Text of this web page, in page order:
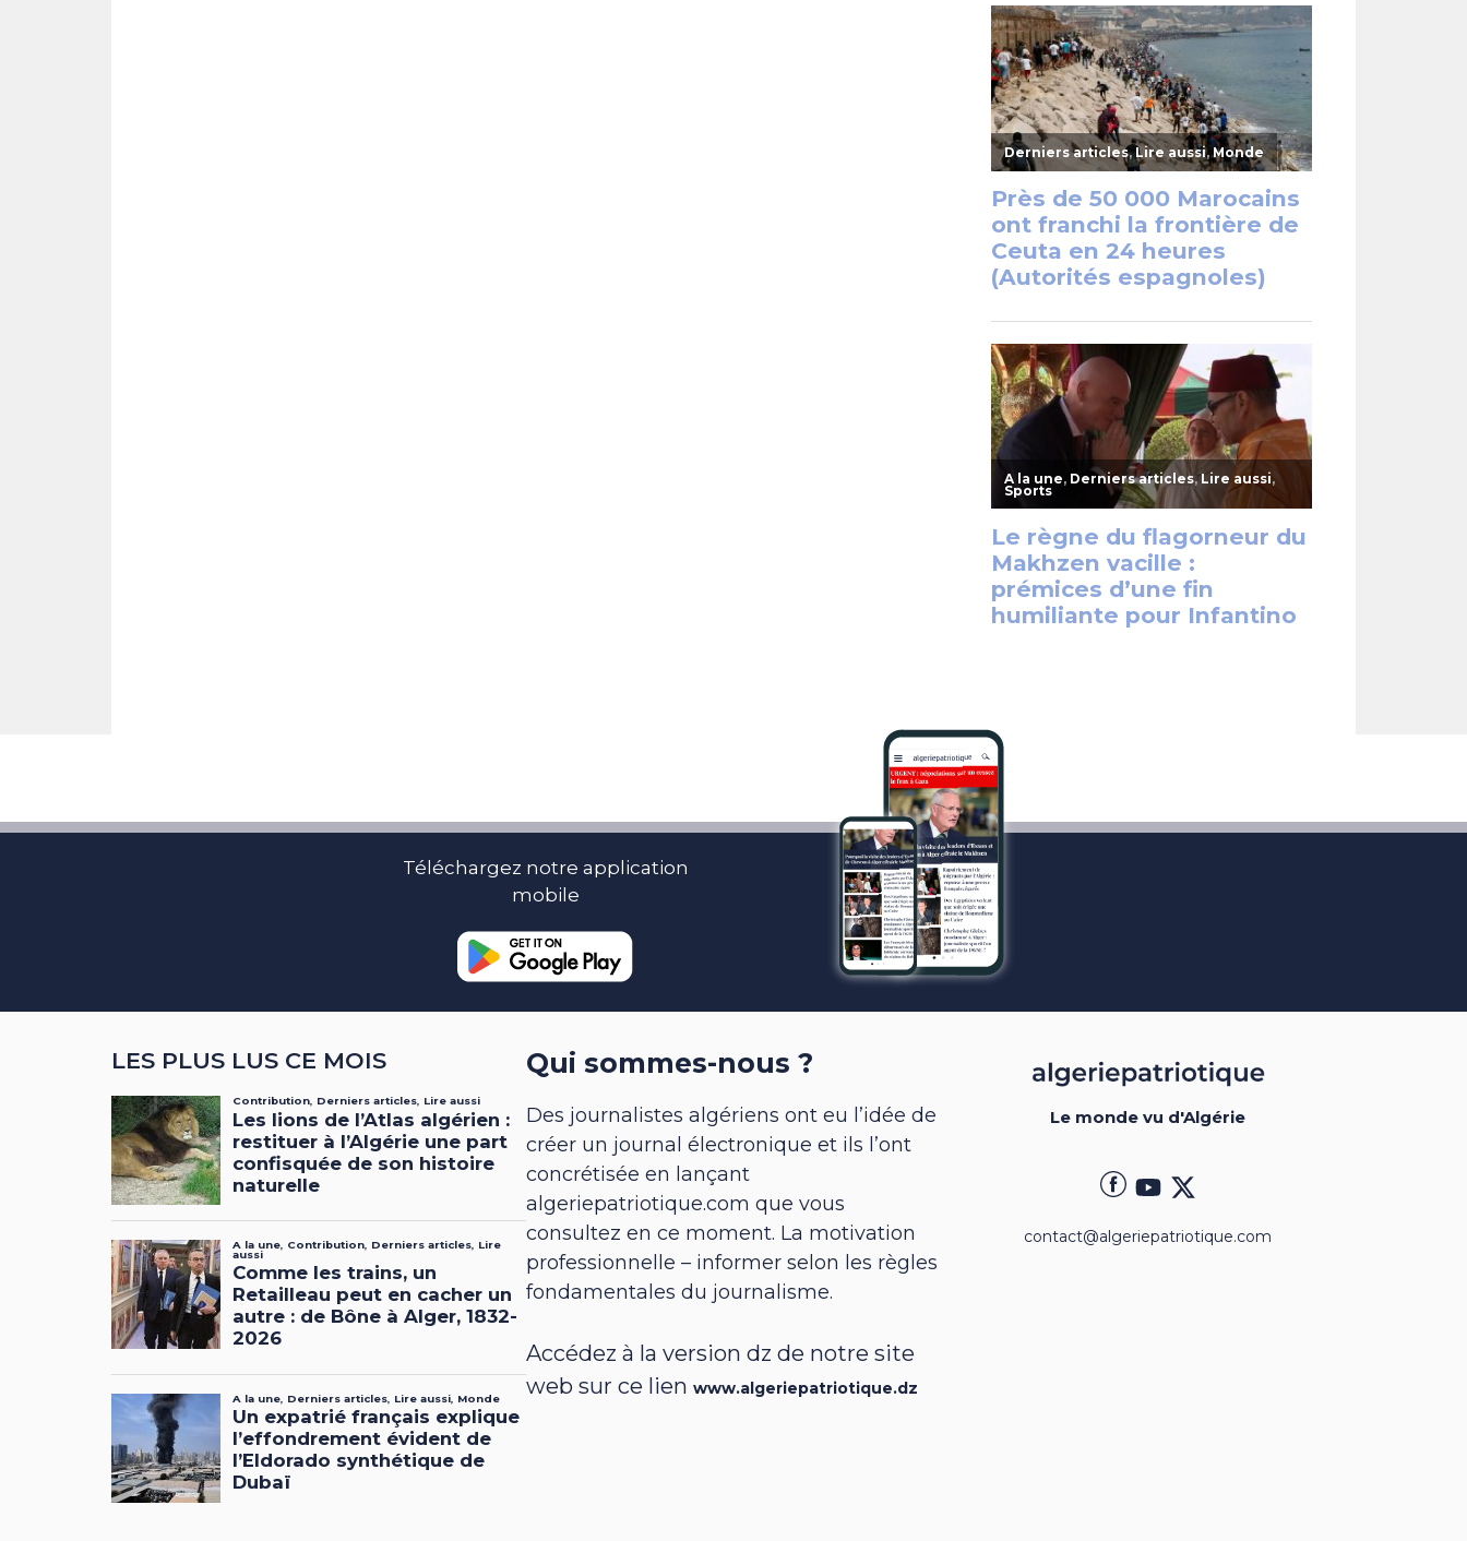
Téléchargez notre application
mobile
LES PLUS LUS CE MOIS Qui sommes-nous ?
Des journalistes algériens ont eu l’idée de
créer un journal électronique et ils l’ont
concrétisée en lançant
algeriepatriotique.com que vous
consultez en ce moment. La motivation
professionnelle – informer selon les règles
fondamentales du journalisme.
Accédez à la version dz de notre site
web sur ce lienwww.algeriepatriotique.dz
Le monde vu d'Algérie
contact@algeriepatriotique.com